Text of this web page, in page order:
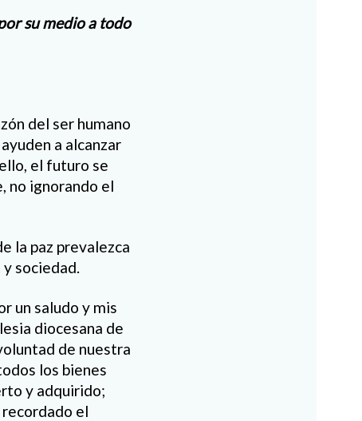
su medio a todo
del ser humano
a alcanzar
el futuro se
no ignorando el
la paz prevalezca
sociedad.
un saludo y mis
diocesana de
de nuestra
los bienes
y adquirido;
el